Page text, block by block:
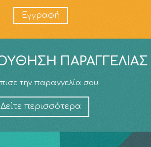
Εγγραφή
ΠΑΡΑΓΓΕΛΊΑΣ
την παραγγελία σου.
Δείτε περισσότερα